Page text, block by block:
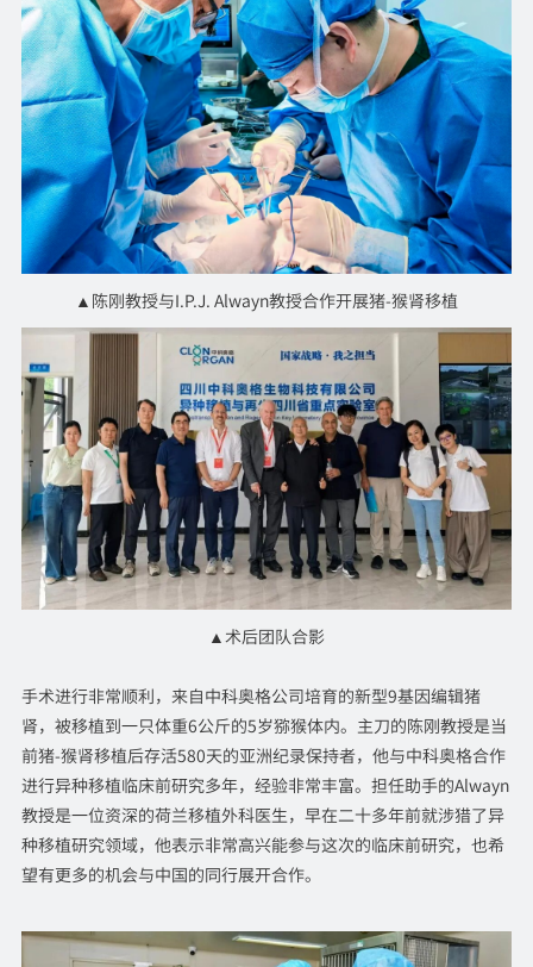
▲陈刚教授与I.P.J. Alwayn教授合作开展猪-猴肾移植
▲术后团队合影
手术进行非常顺利，来自中科奥格公司培育的新型9基因编辑猪
肾，被移植到一只体重6公斤的5岁猕猴体内。主刀的陈刚教授是当
前猪-猴肾移植后存活580天的亚洲纪录保持者，他与中科奥格合作
进行异种移植临床前研究多年，经验非常丰富。担任助手的Alwayn
教授是一位资深的荷兰移植外科医生，早在二十多年前就涉猎了异
种移植研究领域，他表示非常高兴能参与这次的临床前研究，也希
望有更多的机会与中国的同行展开合作。